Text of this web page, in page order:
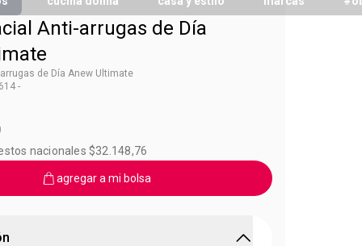
Anti-arrugas de Día
de Día Anew Ultimate
-
nacionales $32.148,76
agregar a mi bolsa